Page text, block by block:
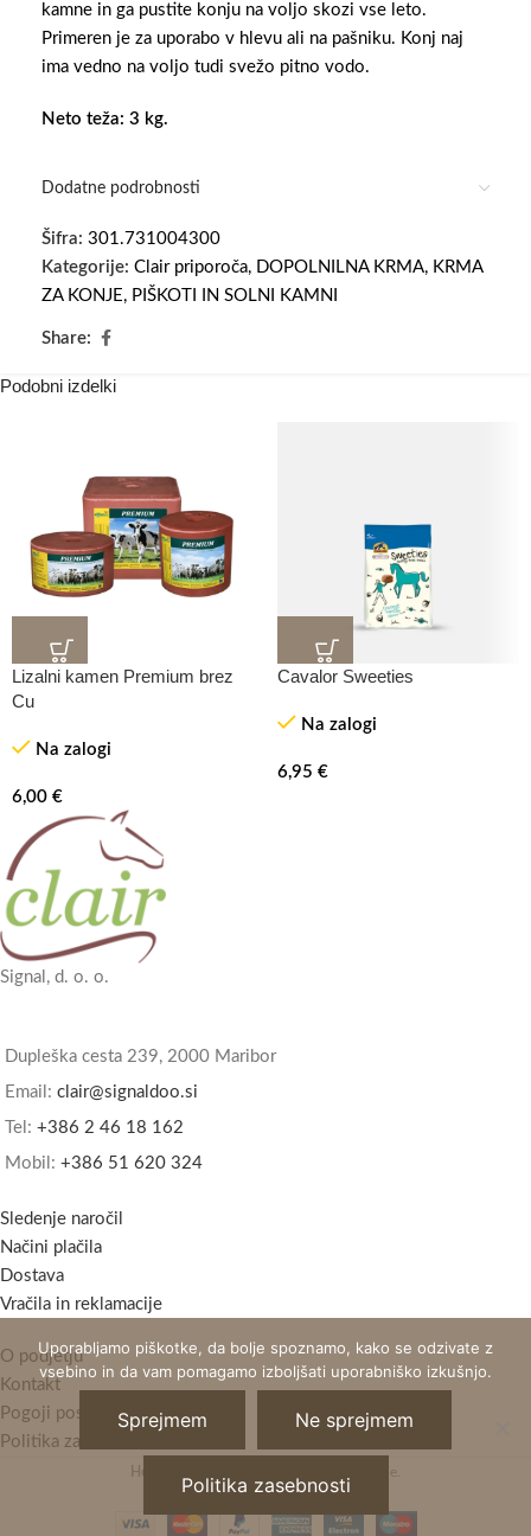
kamne in ga pustite konju na voljo skozi vse leto.
Primeren je za uporabo v hlevu ali na pašniku. Konj naj
ima vedno na voljo tudi svežo pitno vodo.
Neto teža: 3 kg.
Dodatne podrobnosti
Šifra: 301.731004300
Kategorije: Clair priporoča, DOPOLNILNA KRMA, KRMA
ZA KONJE, PIŠKOTI IN SOLNI KAMNI
Share:
Podobni izdelki
Lizalni kamen Premium brez
Cu
Na zalogi
6,00 €
Cavalor Sweeties
Na zalogi
6,95 €
Signal, d. o. o.
Dupleška cesta 239, 2000 Maribor
Email: clair@signaldoo.si
Tel: +386 2 46 18 162
Mobil: +386 51 620 324
Sledenje naročil
Načini plačila
Dostava
Vračila in reklamacije
O podjetju
Kontakt
Pogoji poslovanja
Politika zasebnosti
Horizont Clair 2021 - Vse pravice pridržane.
Uporabljamo piškotke, da bolje spoznamo, kako se odzivate z
vsebino in da vam pomagamo izboljšati uporabniško izkušnjo.
Sprejmem Ne sprejmem
Politika zasebnosti